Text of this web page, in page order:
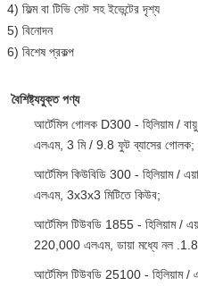
4) ফিল্ম বা টিভি সেট সহ ইভেন্টের দৃশ্য
5) বিনোদন
6) বিশেষ প্রকল্প
বৈশিষ্ট্যযুক্ত পণ্য
আর্টেমিস গোলক D300 - হিলিয়াম /
এলএম, 3 মি / 9.8 ফুট ব্যাসের গোলক;
আর্টেমিস কিউবিডি 300 - হিলিয়াম /
এলএম, 3x3x3 মিটিতে কিউব;
আর্টেমিস টিউবডি 1855 - হিলিয়াম /
220,000 এলএম, ডায়া মধ্যে নল .1.8
আর্টেমিস টিউবডি 25100 - হিলিয়াম /